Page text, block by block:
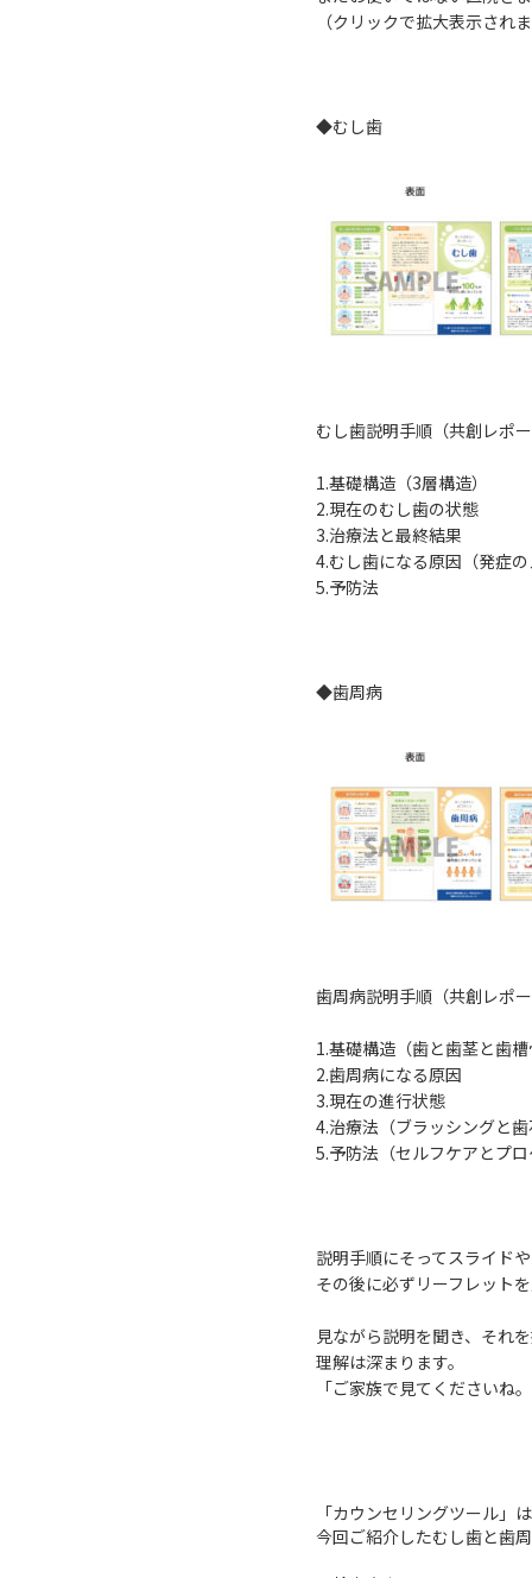
（クリックで拡大表示され
◆むし歯
むし歯説明手順（共創レポ
1.基礎構造（3層構造）
2.現在のむし歯の状態
3.治療法と最終結果
4.むし歯になる原因（発症
5.予防法
◆歯周病
歯周病説明手順（共創レポ
1.基礎構造（歯と歯茎と歯
2.歯周病になる原因
3.現在の進行状態
4.治療法（ブラッシングと
5.予防法（セルフケアとプ
説明手順にそってスライド
その後に必ずリーフレット
見ながら説明を聞き、それ
理解は深まります。
「ご家族で見てくださいね
「カウンセリングツール」
今回ご紹介したむし歯と歯